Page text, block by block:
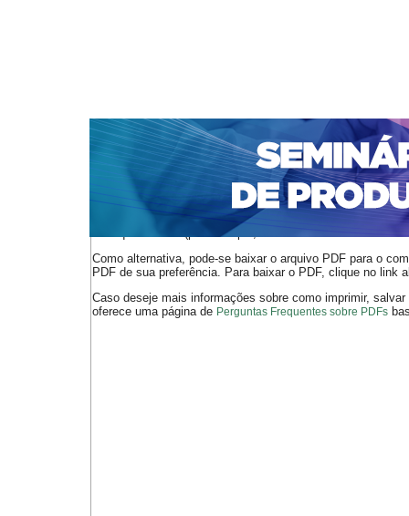
CAPA SOBRE ACESSO
NOTÍCIAS
PORTAL DE REVISTAS DA UNIFACS
v. 17 (2018) Cerqueira de Cerqueira
O arquivo PDF selecionado deve ser carregado no
de arquivos PDF (por exemplo, uma versão atual do
Como alternativa, pode-se baixar o arquivo PDF para o
PDF de sua preferência. Para baixar o PDF, clique no link
Caso deseje mais informações sobre como imprimir,
oferece uma página de Perguntas Frequentes sobre PDFs